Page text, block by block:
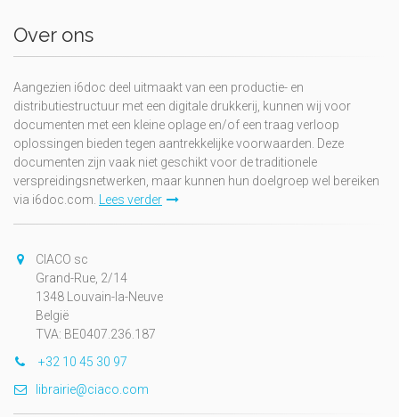
Over ons
Aangezien i6doc deel uitmaakt van een productie- en
distributiestructuur met een digitale drukkerij, kunnen wij voor
documenten met een kleine oplage en/of een traag verloop
oplossingen bieden tegen aantrekkelijke voorwaarden. Deze
documenten zijn vaak niet geschikt voor de traditionele
verspreidingsnetwerken, maar kunnen hun doelgroep wel bereiken
via i6doc.com. Lees verder
CIACO sc
Grand-Rue, 2/14
1348 Louvain-la-Neuve
België
TVA: BE0407.236.187
+32 10 45 30 97
librairie@ciaco.com